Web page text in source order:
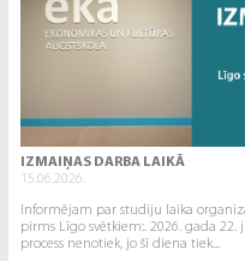
IZMAIŅAS DARBA LAIKĀ
15.06.2026.
Informējam par studiju laika
pirms Līgo svētkiem:. 2026. gada
process nenotiek, jo šī diena tiek...